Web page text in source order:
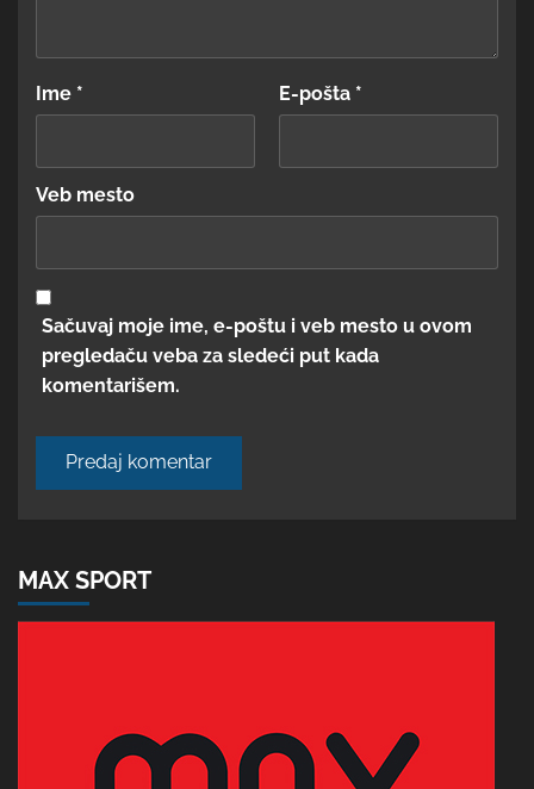
Ime * E-pošta *
Veb mesto
Sačuvaj moje ime, e-poštu i veb mesto u ovom
pregledaču veba za sledeći put kada
komentarišem.
MAX SPORT